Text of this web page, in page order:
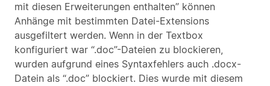
mit diesen Erweiterungen enthalten” können
Anhänge mit bestimmten Datei-Extensions
ausgefiltert werden. Wenn in der Textbox
konfiguriert war “.doc”-Dateien zu blockieren,
wurden aufgrund eines Syntaxfehlers auch .docx-
Datein als “.doc” blockiert. Dies wurde mit diesem